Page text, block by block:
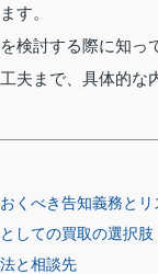
す。
検討する際に知
夫まで、具体的
くべき告知義務とリ
しての買取の選択肢
と相談先